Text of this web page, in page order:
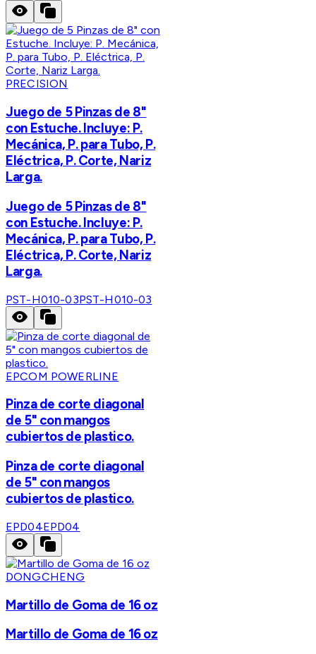
PRECISION
Juego de 5 Pinzas de 8"
con Estuche. Incluye: P.
Mecánica, P. para Tubo, P.
Eléctrica, P. Corte, Nariz
Larga.
Juego de 5 Pinzas de 8"
con Estuche. Incluye: P.
Mecánica, P. para Tubo, P.
Eléctrica, P. Corte, Nariz
Larga.
PST-H010-03PST-H010-03
EPCOM POWERLINE
Pinza de corte diagonal
de 5" con mangos
cubiertos de plastico.
Pinza de corte diagonal
de 5" con mangos
cubiertos de plastico.
EPD04EPD04
DONGCHENG
Martillo de Goma de 16 oz
Martillo de Goma de 16 oz